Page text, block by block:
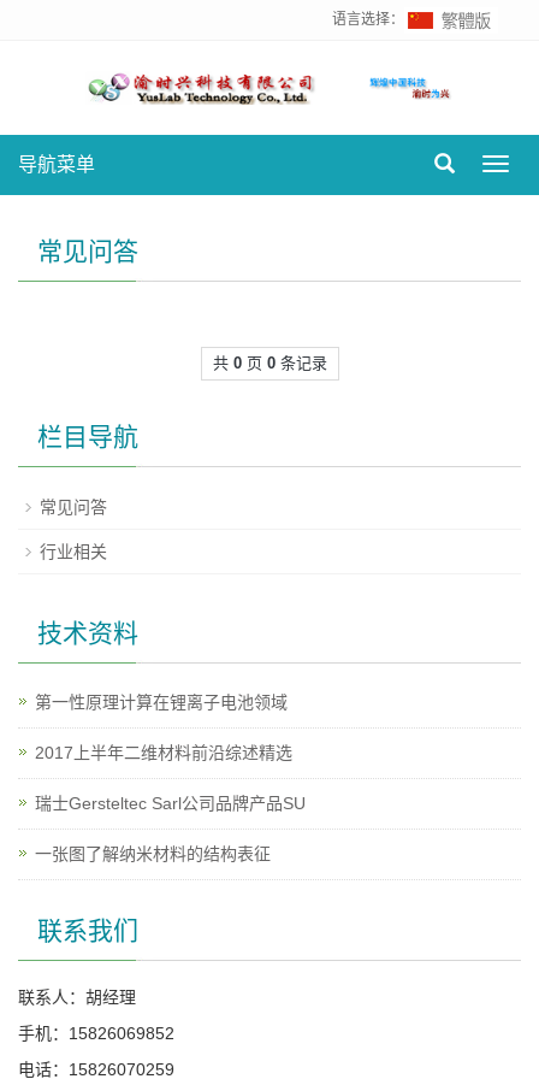
语言选择：
导航菜单
常见问答
共 0页 0条记录
栏目导航
常见问答
行业相关
技术资料
第一性原理计算在锂离子电池领域
2017上半年二维材料前沿综述精选
瑞士Gersteltec Sarl公司品牌产品SU
一张图了解纳米材料的结构表征
联系我们
联系人：胡经理
手机：15826069852
电话：15826070259